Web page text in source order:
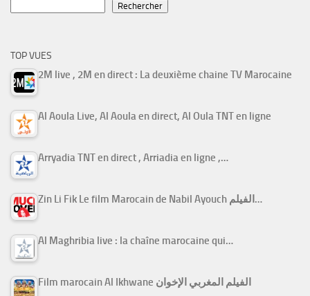
Rechercher
TOP VUES
2M live , 2M en direct : La deuxième chaine TV Marocaine
Al Aoula Live, Al Aoula en direct, Al Oula TNT en ligne
Arryadia TNT en direct , Arriadia en ligne ,…
Zin Li Fik Le film Marocain de Nabil Ayouch الفيلم…
Al Maghribia live : la chaîne marocaine qui…
Film marocain Al Ikhwane الفيلم المغربي الإخوان